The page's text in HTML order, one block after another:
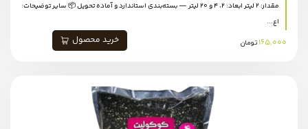
مقدار: 2 لیتر ابعاد: 2، 4 و 20 لیتر — بسته‌بندی استاندارد و آماده تحویل 📦 سایر توضیحات:
اع...
165,000 تومان خرید محصول